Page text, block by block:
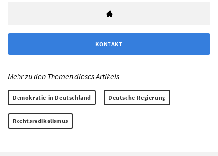
KONTAKT
Mehr zu den Themen dieses Artikels:
Demokratie in Deutschland Deutsche Regierung
Rechtsradikalismus